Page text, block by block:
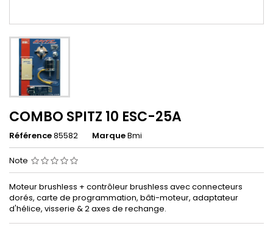
COMBO SPITZ 10 ESC-25A
Référence85582 MarqueBmi
Note
Moteur brushless + contrôleur brushless avec connecteurs
dorés, carte de programmation, bâti-moteur, adaptateur
d'hélice, visserie & 2 axes de rechange.